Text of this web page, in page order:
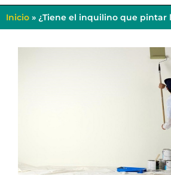
Inicio » ¿Tiene el inquilino que pintar